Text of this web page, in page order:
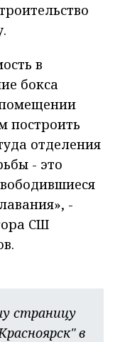
в
бокса
построить
отделения
- это
-
СШ
страницу
в